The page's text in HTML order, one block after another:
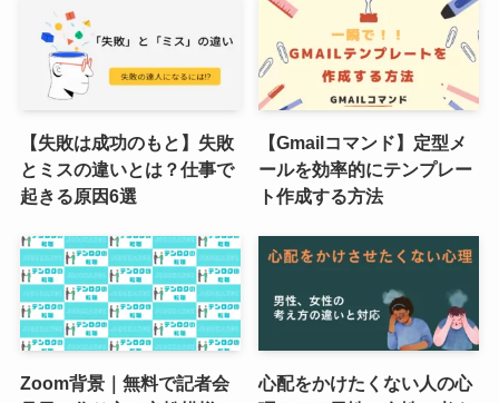
【失敗は成功のもと】失敗
とミスの違いとは？仕事で
起きる原因6選
【Gmailコマンド】定型メ
ールを効率的にテンプレー
ト作成する方法
Zoom背景｜無料で記者会
心配をかけたくない人の心